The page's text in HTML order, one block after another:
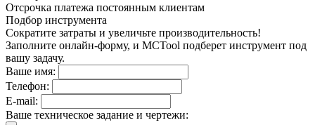
Отсрочка платежа постоянным клиентам
Подбор инструмента
Сократите затраты и увеличьте производительность!
Заполните онлайн-форму, и MCTool подберет инструмент под
вашу задачу.
Ваше имя:
Телефон:
E-mail:
Ваше техническое задание и чертежи: